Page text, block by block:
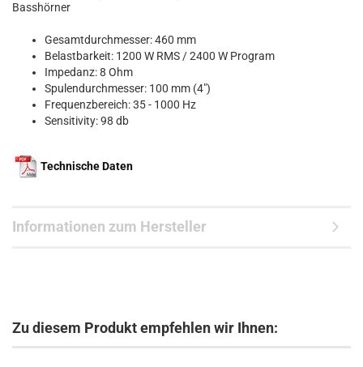
Basshörner
Gesamtdurchmesser: 460 mm
Belastbarkeit: 1200 W RMS / 2400 W Program
Impedanz: 8 Ohm
Spulendurchmesser: 100 mm (4")
Frequenzbereich: 35 - 1000 Hz
Sensitivity: 98 db
Technische Daten
Informationen zum Hersteller
Zu diesem Produkt empfehlen wir Ihnen: